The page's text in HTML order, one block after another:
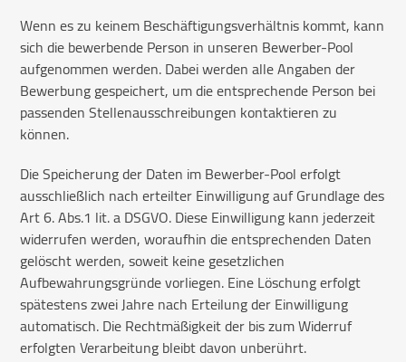
Wenn es zu keinem Beschäftigungsverhältnis kommt, kann
sich die bewerbende Person in unseren Bewerber-Pool
aufgenommen werden. Dabei werden alle Angaben der
Bewerbung gespeichert, um die entsprechende Person bei
passenden Stellenausschreibungen kontaktieren zu
können.
Die Speicherung der Daten im Bewerber-Pool erfolgt
ausschließlich nach erteilter Einwilligung auf Grundlage des
Art 6. Abs.1 lit. a DSGVO. Diese Einwilligung kann jederzeit
widerrufen werden, woraufhin die entsprechenden Daten
gelöscht werden, soweit keine gesetzlichen
Aufbewahrungsgründe vorliegen. Eine Löschung erfolgt
spätestens zwei Jahre nach Erteilung der Einwilligung
automatisch. Die Rechtmäßigkeit der bis zum Widerruf
erfolgten Verarbeitung bleibt davon unberührt.